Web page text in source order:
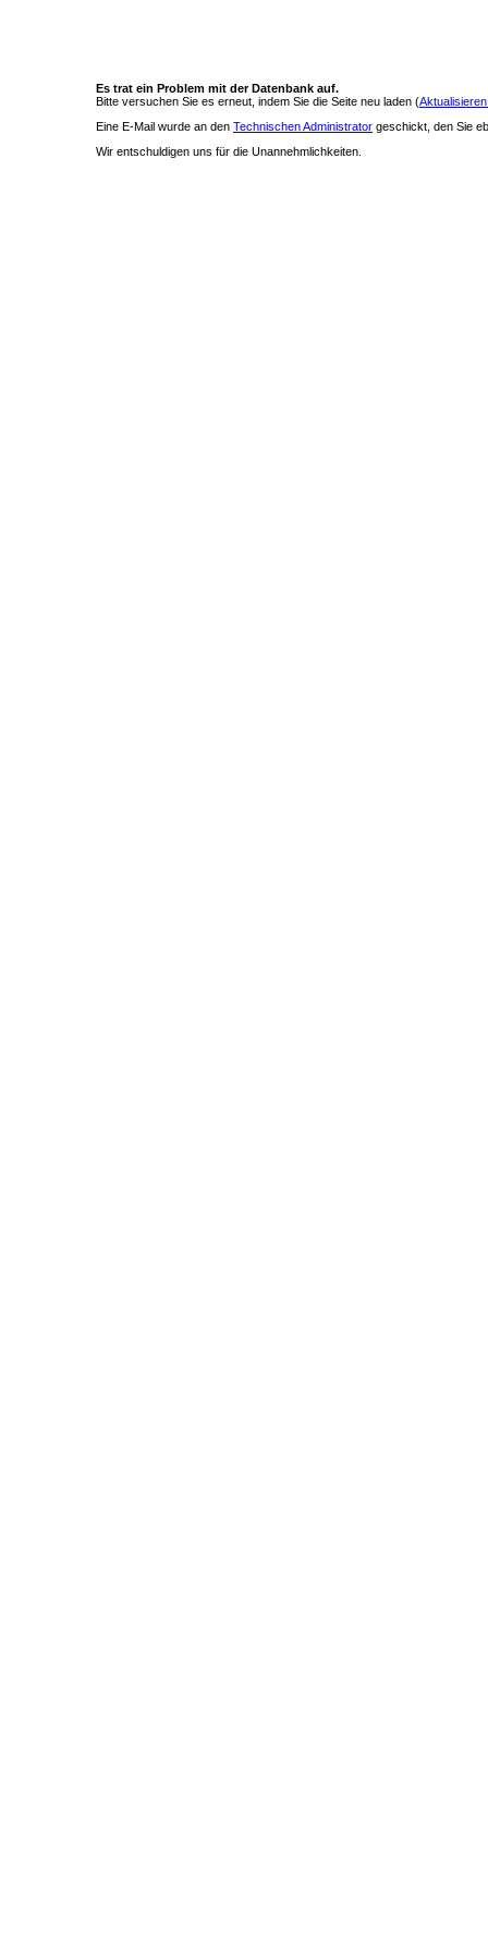
Es trat ein Problem mit der Datenbank auf.
Bitte versuchen Sie es erneut, indem Sie die Seite neu laden (
Eine E-Mail wurde an den Technischen Administrator geschickt, den Sie
Wir entschuldigen uns für die Unannehmlichkeiten.